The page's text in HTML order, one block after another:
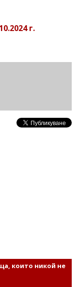
г.
които никой не